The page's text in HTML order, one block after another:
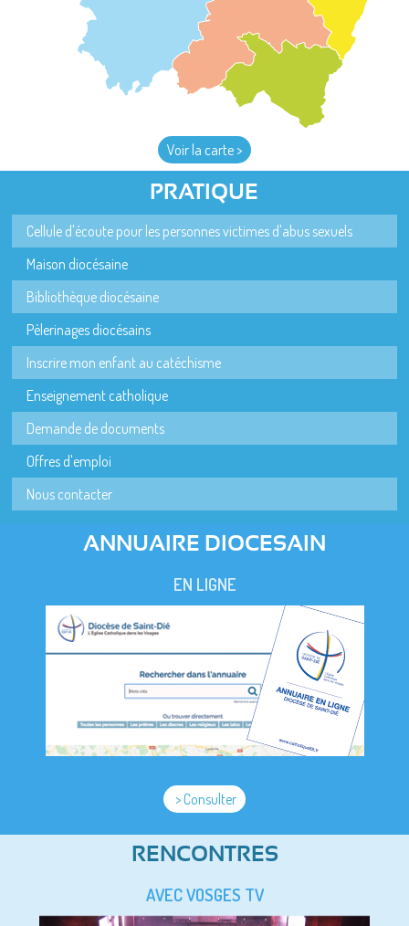
Voir la carte >
PRATIQUE
Cellule d'écoute pour les personnes victimes d'abus sexuels
Maison diocésaine
Bibliothèque diocésaine
Pèlerinages diocésains
Inscrire mon enfant au catéchisme
Enseignement catholique
Demande de documents
Offres d'emploi
Nous contacter
ANNUAIRE DIOCESAIN
EN LIGNE
> Consulter
RENCONTRES
AVEC VOSGES TV